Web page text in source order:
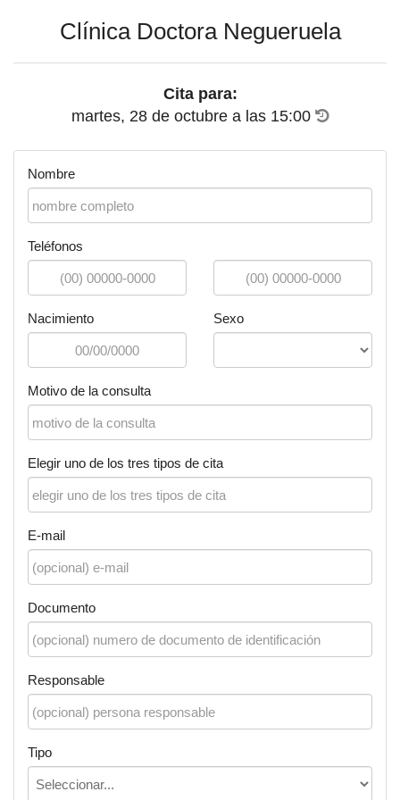
Clínica Doctora Negueruela
Cita para:
martes, 28 de octubre a las 15:00
Nombre
Teléfonos
Nacimiento Sexo
Motivo de la consulta
Elegir uno de los tres tipos de cita
E-mail
Documento
Responsable
Tipo